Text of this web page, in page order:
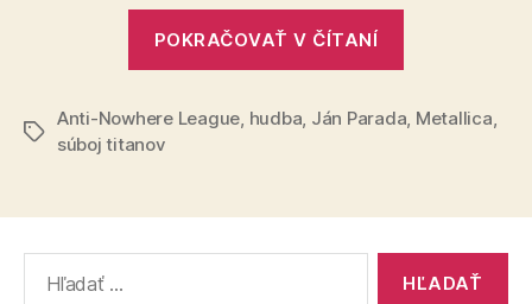
POKRAČOVAŤ V ČÍTANÍ
Značky
Anti-Nowhere League, hudba, Ján Parada, Metallica,
súboj titanov